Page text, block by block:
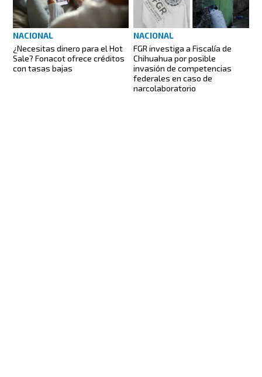
NACIONAL
¿Necesitas dinero para el Hot
Sale? Fonacot ofrece créditos
con tasas bajas
NACIONAL
FGR investiga a Fiscalía de
Chihuahua por posible
invasión de competencias
federales en caso de
narcolaboratorio